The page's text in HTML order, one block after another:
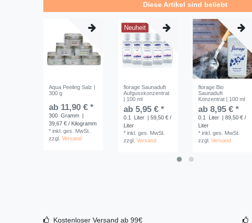
Diese Artikel sind beliebt
Aqua Peeling Salz |
300 g
ab 11,90 € *
300 Gramm |
39,67 € / Kilogramm
*inkl. ges. MwSt.
zzgl.Versand
Neuheit
florage Saunaduft
Aufgusskonzentrat
| 100 ml
ab 5,95 € *
0.1 Liter | 59,50 € /
Liter
*inkl. ges. MwSt.
zzgl.Versand
florage Bio
Saunaduft
Konzentrat | 100 ml
ab 8,95 € *
0.1 Liter | 89,50 € /
Liter
*inkl. ges. MwSt.
zzgl.Versand
Kostenloser Versand ab 99€